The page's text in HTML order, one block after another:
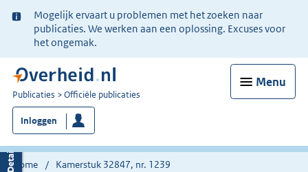
Ter
informatie:
Mogelijk ervaart u problemen met het zoeken naar
publicaties. We werken aan een oplossing. Excuses voor
het ongemak.
Menu
U
bent
nu
hier:
Publicaties Officiële publicaties
Inloggen
Home Kamerstuk 32847, nr. 1239